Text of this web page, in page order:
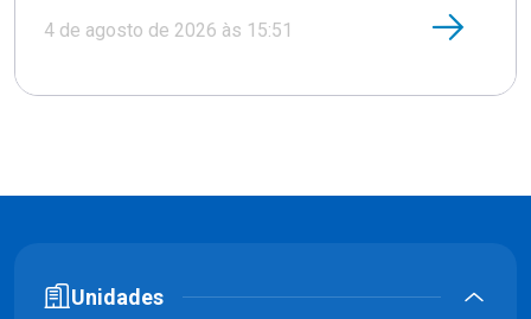
4 de agosto de 2026 às 15:51
Unidades